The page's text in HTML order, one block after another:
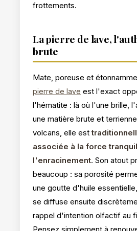
frottements.
La pierre de lave,
brute
Mate, poreuse et
pierre de lave est l'exact
l'hématite : là où l'une brille,
une matière brute et
volcans, elle est
associée à la force
l'enracinement. Son atout
beaucoup : sa porosité
une goutte d'huile
se diffuse ensuite
rappel d'intention olfactif au